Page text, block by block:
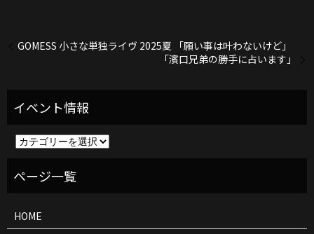
GOMESS 小さな単独ライヴ 2025夏 「願い事は叶わないけど」
「濱口兄弟の勝手に占います」
ト
HOME